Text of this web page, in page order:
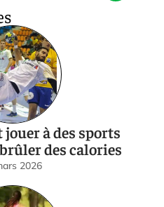
à des sports
des calories
2026